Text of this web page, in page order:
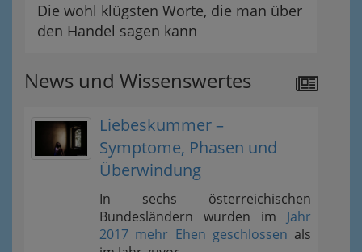
Die wohl klügsten Worte, die man über
den Handel sagen kann
News und Wissenswertes
Liebeskummer –
Symptome, Phasen und
Überwindung
In sechs österreichischen
Bundesländern wurden im Jahr
2017 mehr Ehen geschlossen als